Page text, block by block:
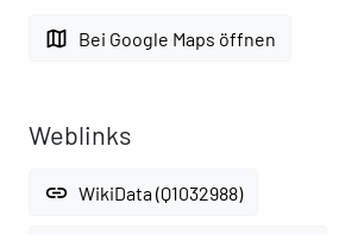
map Bei Google Maps öffnen
Weblinks
link WikiData (Q1032988)